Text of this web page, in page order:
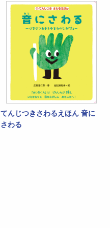
てんじつきさわるえほん 音に
さわる